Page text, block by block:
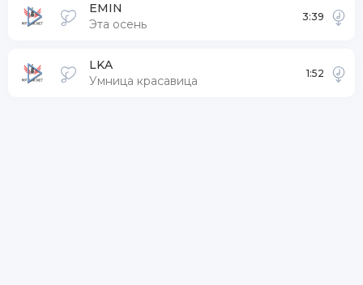
EMIN
Эта осень
3:39
LKA
Умница красавица
1:52